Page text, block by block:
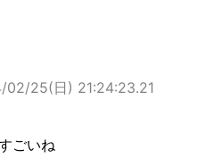
02/25(日) 21:24:23.21
ごいね